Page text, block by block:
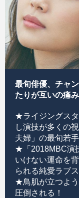
最旬俳優、チャ
たりが互いの痛
★ライジングス
し演技が多くの
夫婦」の最旬若
★「2018MBC演
いけない運命を
られる純愛ラブス
★鳥肌が立つよ
圧倒される！